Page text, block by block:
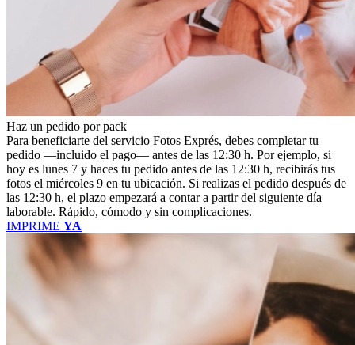
Haz un pedido por pack
Para beneficiarte del servicio Fotos Exprés, debes completar tu
pedido —incluido el pago— antes de las 12:30 h. Por ejemplo, si
hoy es lunes 7 y haces tu pedido antes de las 12:30 h, recibirás tus
fotos el miércoles 9 en tu ubicación. Si realizas el pedido después de
las 12:30 h, el plazo empezará a contar a partir del siguiente día
laborable. Rápido, cómodo y sin complicaciones.
IMPRIME YA